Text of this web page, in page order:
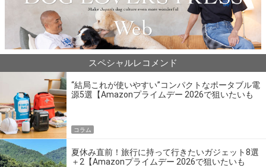
スペシャルレコメンド
“結局これが使いやすい”コンパクトなポータブル電
源5選【Amazonプライムデー 2026で狙いたいも
コラム
夏休み直前！旅行に持って行きたいガジェット8選
＋2【Amazonプライムデー 2026で狙いたいも